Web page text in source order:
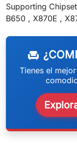
Supporting
B650 , X870E ,
chair
Tienes el